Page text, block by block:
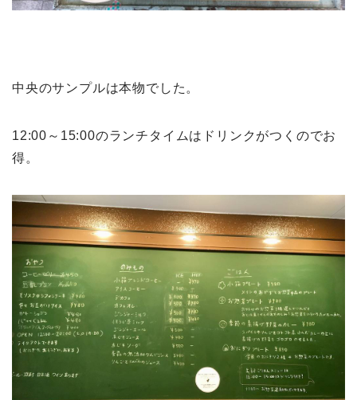
中央のサンプルは本物でした。
12:00～15:00のランチタイムはドリンクがつくのでお
得。